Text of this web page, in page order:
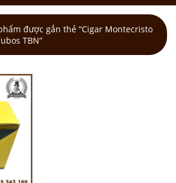
được gắn thẻ “Cigar Montecristo
TBN”